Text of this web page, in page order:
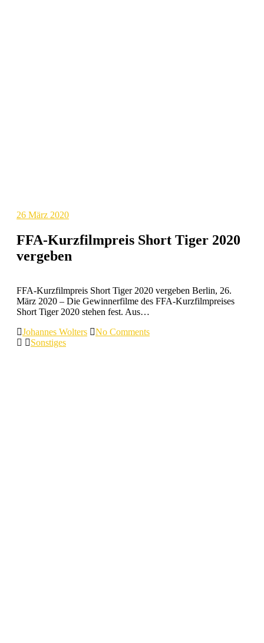
26 März 2020
FFA-Kurzfilmpreis Short Tiger 2020
vergeben
FFA-Kurzfilmpreis Short Tiger 2020 vergeben Berlin, 26.
März 2020 – Die Gewinnerfilme des FFA-Kurzfilmpreises
Short Tiger 2020 stehen fest. Aus…
Johannes Wolters
No Comments
Sonstiges